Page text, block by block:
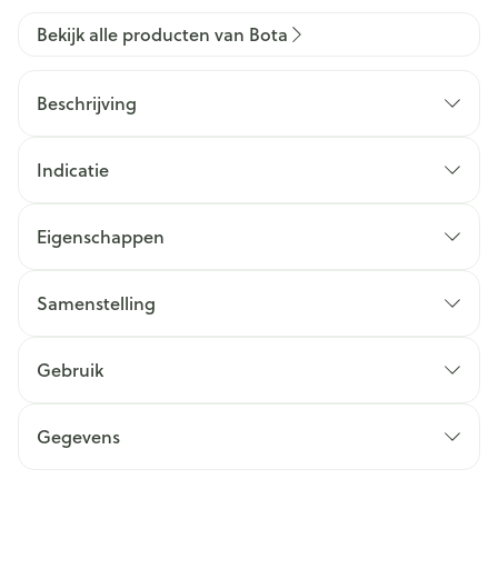
Bekijk alle producten van Bota
Beschrijving
Indicatie
Eigenschappen
Samenstelling
Gebruik
Gegevens